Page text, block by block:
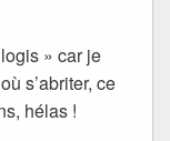
» car je
s’abriter, ce
hélas !